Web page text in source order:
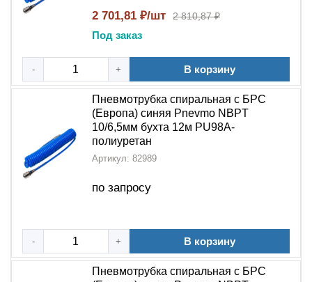
2 701,81 ₽/шт 2 810,87 ₽
Под заказ
- + В корзину
Пневмотрубка спиральная с БРС
(Европа) синяя Pnevmo NBPT
10/6,5мм бухта 12м PU98A-
полиуретан
Артикул: 82989
по запросу
- + В корзину
Пневмотрубка спиральная с БРС